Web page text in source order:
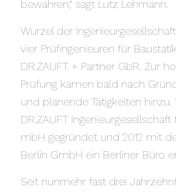
bewahren,“ sagt Lutz Lehmann.
Wurzel der
vier Prüfingenieuren für
DR.ZAUFT + Partner GbR. Zur
Prüfung kamen bald nach
und planende Tätigkeiten hinzu.
DR.ZAUFT
mbH gegründet und 2012 mit
Berlin GmbH ein Berliner Büro
Seit nunmehr fast drei